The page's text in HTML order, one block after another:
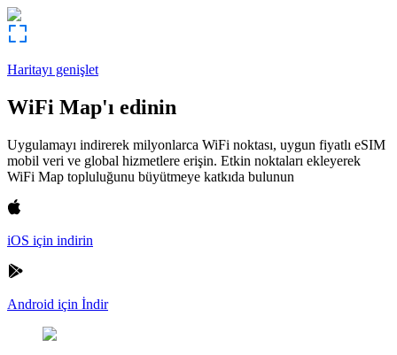
Haritayı genişlet
WiFi Map'ı edinin
Uygulamayı indirerek milyonlarca WiFi noktası, uygun fiyatlı eSIM
mobil veri ve global hizmetlere erişin. Etkin noktaları ekleyerek
WiFi Map topluluğunu büyütmeye katkıda bulunun
iOS için indirin
Android için İndir